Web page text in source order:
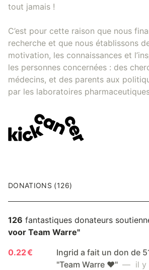
tout jamais !
C’est pour cette raison que nous
recherche et que nous établissons
motivation, les connaissances et
les personnes concernées : des
médecins, et des parents aux
par les laboratoires
DONATIONS (126)
126 fantastiques donateurs
voor Team Warre"
0.22 €
Ingrid a fait un don de
"Team Warre ❤️" — il y